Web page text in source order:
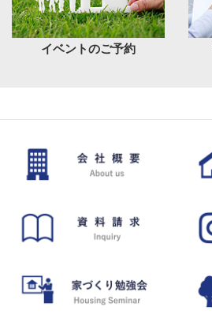
イベントのご予約